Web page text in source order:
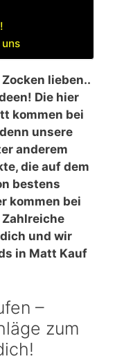
lieben..
Die hier
kommen bei
unsere
anderem
die auf dem
bestens
kommen bei
und wir
in Matt Kauf
–
zum